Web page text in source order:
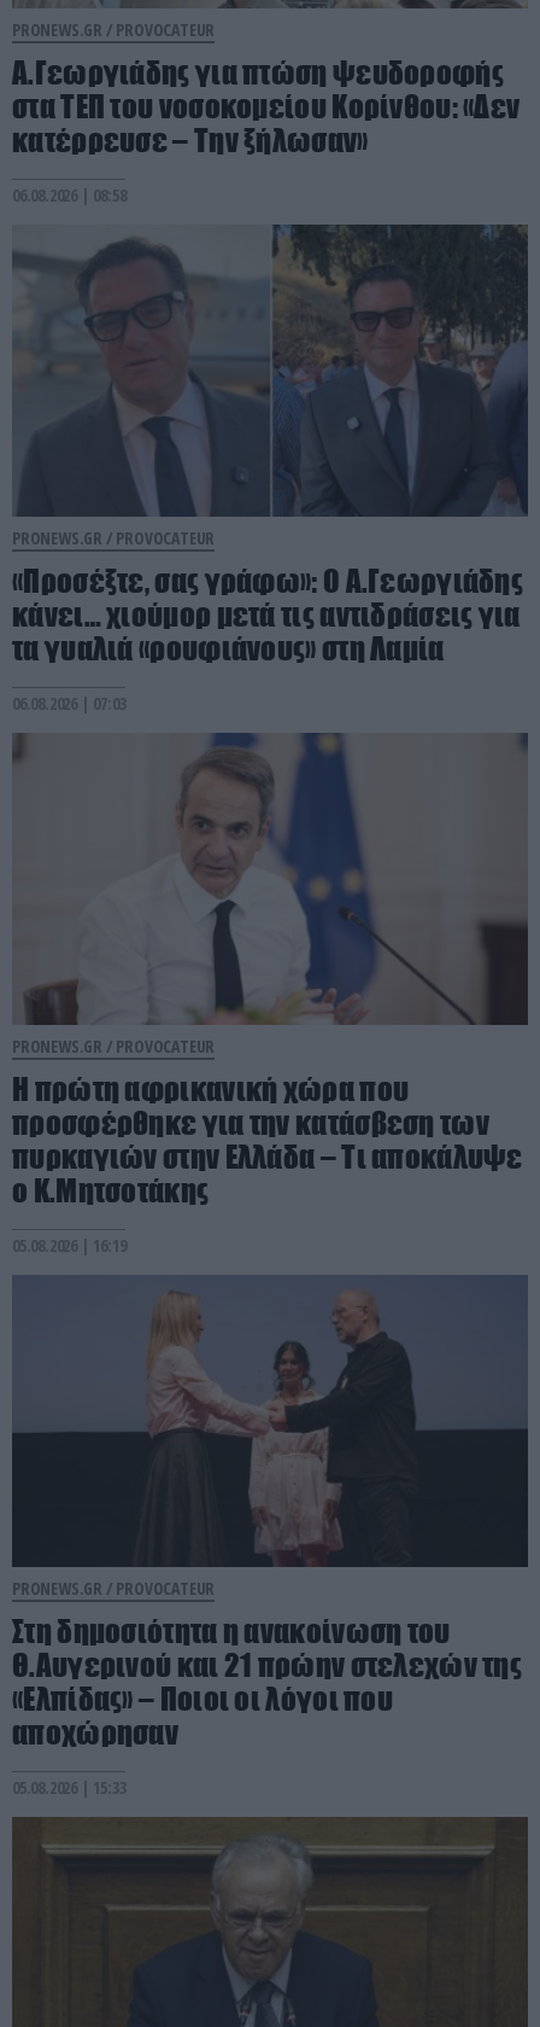
PRONEWS.GR / PROVOCATEUR
Α.Γεωργιάδης για πτώση ψευδοροφής
στα ΤΕΠ του νοσοκομείου Κορίνθου: «Δεν
κατέρρευσε – Την ξήλωσαν»
06.08.2026 | 08:58
PRONEWS.GR / PROVOCATEUR
«Προσέξτε, σας γράφω»: Ο Α.Γεωργιάδης
κάνει… χιούμορ μετά τις αντιδράσεις για
τα γυαλιά «ρουφιάνους» στη Λαμία
06.08.2026 | 07:03
PRONEWS.GR / PROVOCATEUR
Η πρώτη αφρικανική χώρα που
προσφέρθηκε για την κατάσβεση των
πυρκαγιών στην Ελλάδα – Τι αποκάλυψε
ο Κ.Μητσοτάκης
05.08.2026 | 16:19
PRONEWS.GR / PROVOCATEUR
Στη δημοσιότητα η ανακοίνωση του
Θ.Αυγερινού και 21 πρώην στελεχών της
«Ελπίδας» – Ποιοι οι λόγοι που
αποχώρησαν
05.08.2026 | 15:33